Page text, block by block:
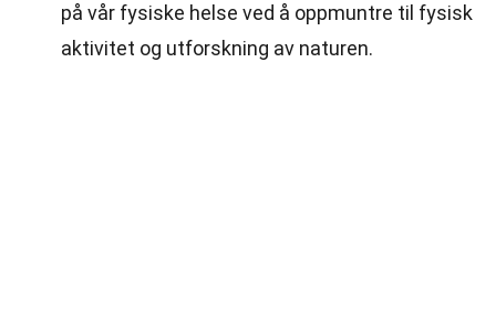
på vår fysiske helse ved å oppmuntre til fysisk
aktivitet og utforskning av naturen.